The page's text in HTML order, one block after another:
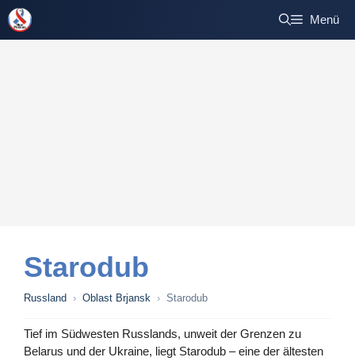
Zum
Inhalt
springen
Menü
Starodub
Russland › Oblast Brjansk › Starodub
Tief im Südwesten Russlands, unweit der Grenzen zu
Belarus und der Ukraine, liegt Starodub – eine der ältesten